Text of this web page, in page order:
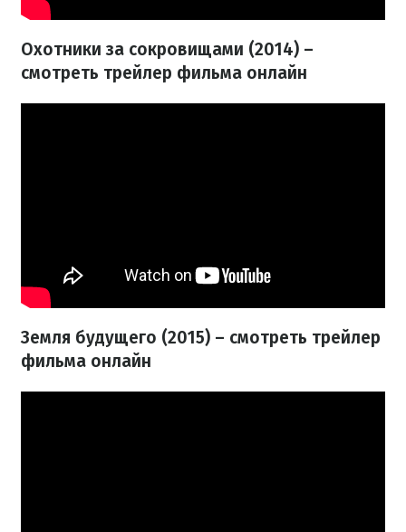
Охотники за сокровищами (2014) –
смотреть трейлер фильма онлайн
Земля будущего (2015) – смотреть трейлер
фильма онлайн